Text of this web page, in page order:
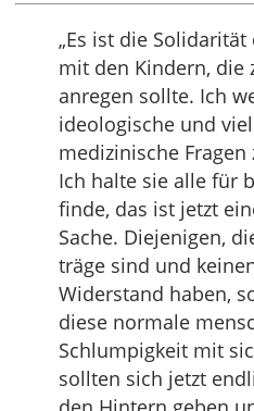
„Es ist die
mit den Kindern, die
anregen sollte. Ich
ideologische und
medizinische
Ich halte sie alle für
finde, das ist jetzt
Sache. Diejenigen,
träge sind und
Widerstand haben,
diese normale
Schlumpigkeit mit
sollten sich jetzt